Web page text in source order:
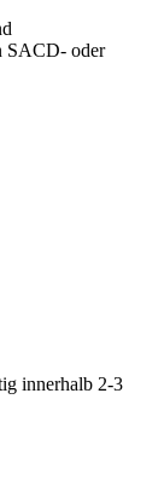
SACD- oder
innerhalb 2-3